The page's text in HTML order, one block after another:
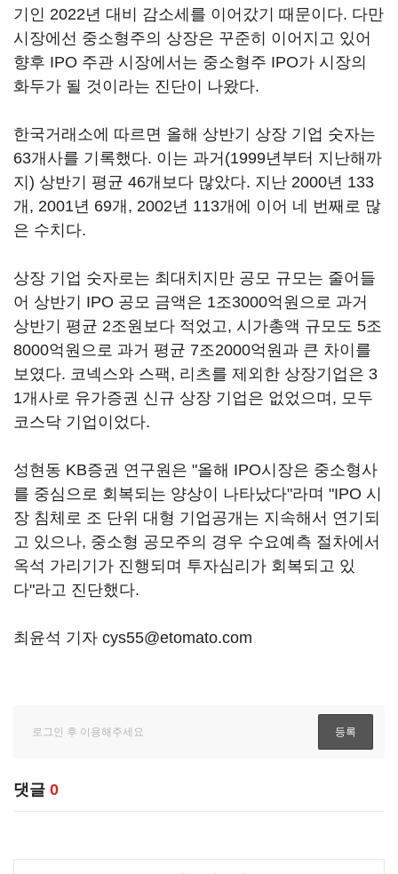
기인 2022년 대비 감소세를 이어갔기 때문이다. 다만
시장에선 중소형주의 상장은 꾸준히 이어지고 있어
향후 IPO 주관 시장에서는 중소형주 IPO가 시장의
화두가 될 것이라는 진단이 나왔다.
한국거래소에 따르면 올해 상반기 상장 기업 숫자는
63개사를 기록했다. 이는 과거(1999년부터 지난해까
지) 상반기 평균 46개보다 많았다. 지난 2000년 133
개, 2001년 69개, 2002년 113개에 이어 네 번째로 많
은 수치다.
상장 기업 숫자로는 최대치지만 공모 규모는 줄어들
어 상반기 IPO 공모 금액은 1조3000억원으로 과거
상반기 평균 2조원보다 적었고, 시가총액 규모도 5조
8000억원으로 과거 평균 7조2000억원과 큰 차이를
보였다. 코넥스와 스팩, 리츠를 제외한 상장기업은 3
1개사로 유가증권 신규 상장 기업은 없었으며, 모두
코스닥 기업이었다.
성현동 KB증권 연구원은 "올해 IPO시장은 중소형사
를 중심으로 회복되는 양상이 나타났다"라며 "IPO 시
장 침체로 조 단위 대형 기업공개는 지속해서 연기되
고 있으나, 중소형 공모주의 경우 수요예측 절차에서
옥석 가리기가 진행되며 투자심리가 회복되고 있
다"라고 진단했다.
최윤석 기자 cys55@etomato.com
댓글 0